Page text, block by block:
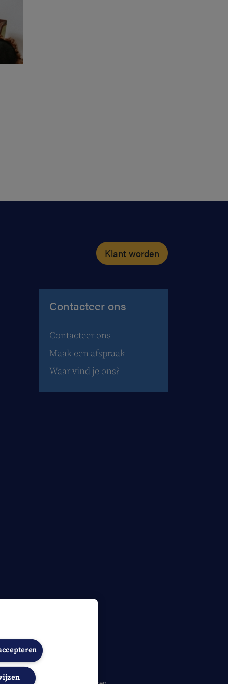
Klant worden
Contacteer ons
Contacteer ons
Maak een afspraak
Waar vind je ons?